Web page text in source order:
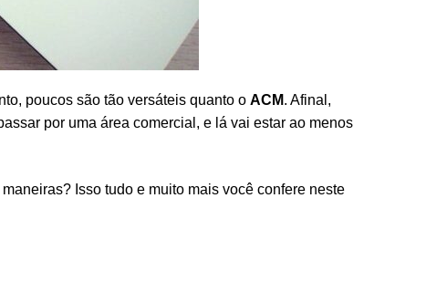
poucos são tão versáteis quanto o ACM. Afinal,
por uma área comercial, e lá vai estar ao menos
Isso tudo e muito mais você confere neste